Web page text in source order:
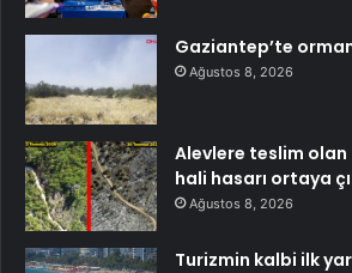
Gaziantep’te orman
Ağustos 8, 2026
Alevlere teslim olan
hali hasarı ortaya
Ağustos 8, 2026
Turizmin kalbi ilk